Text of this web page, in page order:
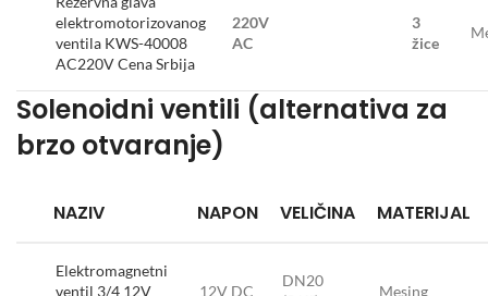
elektromotorizovanog
ventila KWS-40008
AC220V Cena Srbija
220V
AC
3
žice
Solenoidni ventili (alternativa za
brzo otvaranje)
NAZIV NAPON VELIČINA MATERIJAL
Elektromagnetni
ventil 3/4 12V
12V DC
DN20
Mesing